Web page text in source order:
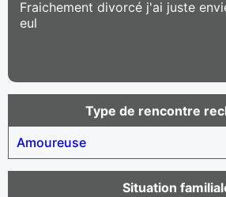
Fraichement divorcé j'ai juste
eul
Type de rencontre
Amoureuse
Situation